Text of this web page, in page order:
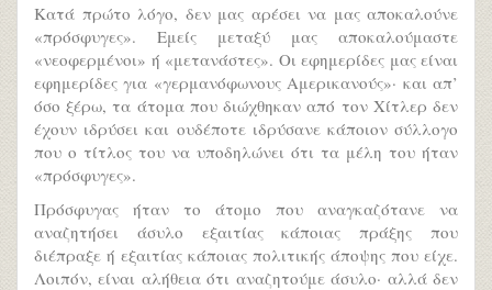
Κατά πρώτο λόγο, δεν μας αρέσει να μας αποκαλούνε
«πρόσφυγες». Εμείς μεταξύ μας αποκαλούμαστε
«νεοφερμένοι» ή «μετανάστες». Οι εφημερίδες μας είναι
εφημερίδες για «γερμανόφωνους Αμερικανούς»· και απ’
όσο ξέρω, τα άτομα που διώχθηκαν από τον Χίτλερ δεν
έχουν ιδρύσει και ουδέποτε ιδρύσανε κάποιον σύλλογο
που ο τίτλος του να υποδηλώνει ότι τα μέλη του ήταν
«πρόσφυγες».
Πρόσφυγας ήταν το άτομο που αναγκαζότανε να
αναζητήσει άσυλο εξαιτίας κάποιας πράξης που
διέπραξε ή εξαιτίας κάποιας πολιτικής άποψης που είχε.
Λοιπόν, είναι αλήθεια ότι αναζητούμε άσυλο· αλλά δεν